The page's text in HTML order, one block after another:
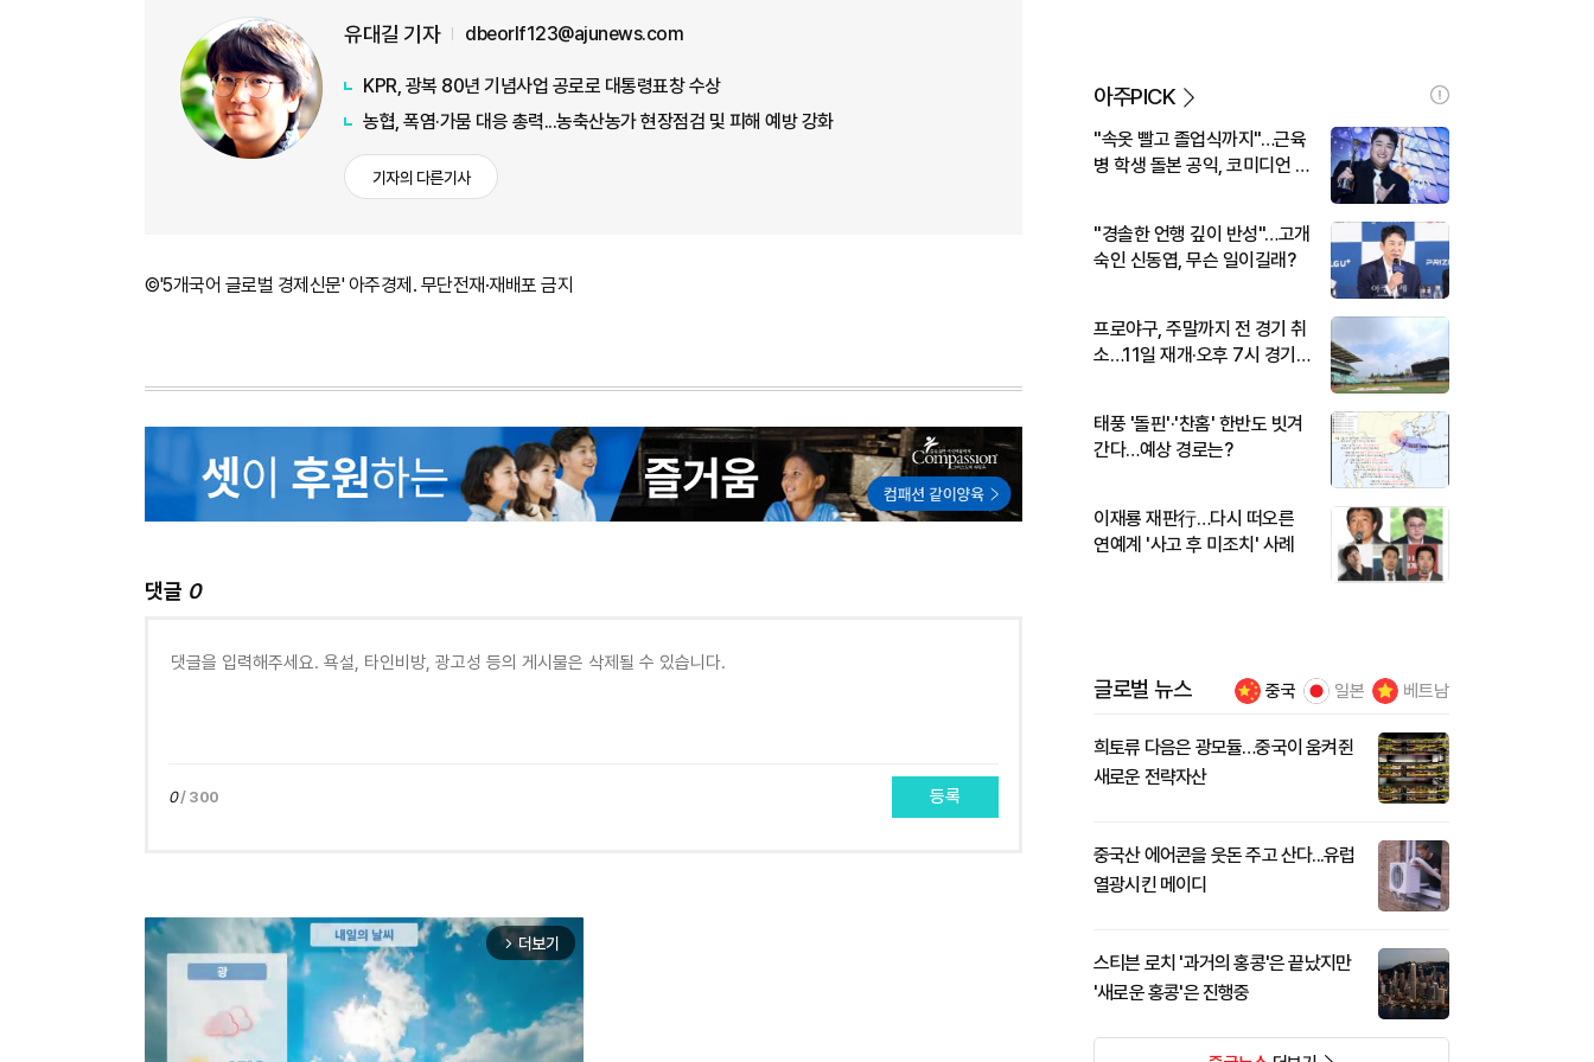
유대길 기자 dbeorlf123@ajunews.com
KPR, 광복 80년 기념사업 공로로 대통령표창 수상
농협, 폭염·가뭄 대응 총력...농축산농가 현장점검 및 피해 예방 강화
기자의 다른기사
©'5개국어 글로벌 경제신문' 아주경제. 무단전재·재배포 금지
댓글 0
0/ 300 등록
arrow_forward_ios 더보기
아주PICK
"속옷 빨고 졸업식까지"…근육
병 학생 돌본 공익, 코미디언 김
"경솔한 언행 깊이 반성"…고개
숙인 신동엽, 무슨 일이길래?
프로야구, 주말까지 전 경기 취
소…11일 재개·오후 7시 경기
태풍 '돌핀'·'찬홈' 한반도 빗겨
간다…예상 경로는?
이재룡 재판行…다시 떠오른
연예계 '사고 후 미조치' 사례
글로벌 뉴스 중국 일본 베트남
희토류 다음은 광모듈…중국이 움켜쥔
새로운 전략자산
중국산 에어콘을 웃돈 주고 산다...유럽
열광시킨 메이디
스티븐 로치 '과거의 홍콩'은 끝났지만
'새로운 홍콩'은 진행중